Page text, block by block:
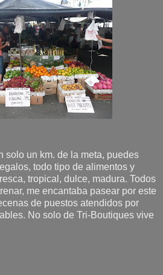
solo un km. de la meta, puedes
todo tipo de alimentos y
tropical, dulce, madura. Todos
me encantaba pasear por este
de puestos atendidos por
No solo de Tri-Boutiques vive